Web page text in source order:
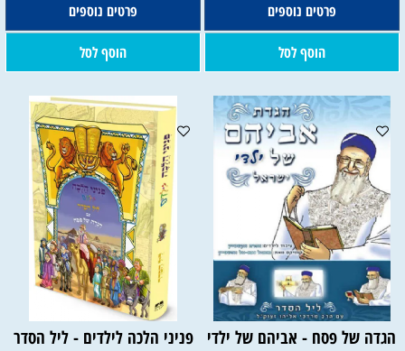
פרטים נוספים
הוסף לסל
פרטים נוספים
הוסף לסל
הגדה של פסח - אביהם של ילדי
פניני הלכה לילדים - ליל הסדר